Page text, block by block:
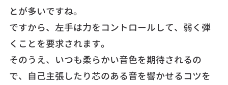
とが多いですね。
ですから、左手は力をコントロールして、弱く弾
くことを要求されます。
そのうえ、いつも柔らかい音色を期待されるの
で、自己主張したり芯のある音を響かせるコツを